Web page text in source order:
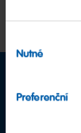
souhlasu
Nutné
Preferenční